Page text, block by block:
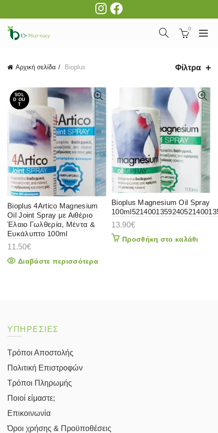
0
Αρχική σελίδα Bioplus Φίλτρα
SOL
D OU
T
Bioplus 4Artico Magnesium
Oil Joint Spray με Αιθέριο
Έλαιο Γωλθερία, Μέντα &
Ευκάλυπτο 100ml
11.50€
Διαβάστε περισσότερα
Bioplus Magnesium Oil Spray
13.90€
Προσθήκη στο καλάθι
ΥΠΗΡΕΣΙΕΣ
Τρόποι Αποστολής
Πολιτική Επιστροφών
Τρόποι Πληρωμής
Ποιοί είμαστε;
Επικοινωνία
Όροι χρήσης & Προϋποθέσεις